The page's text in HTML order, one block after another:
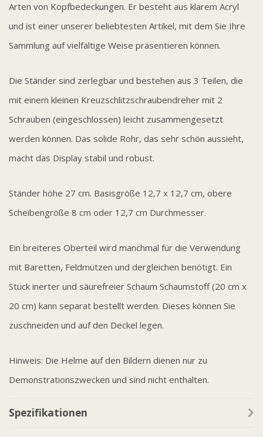
Arten von Kopfbedeckungen. Er besteht aus klarem Acryl
und ist einer unserer beliebtesten Artikel, mit dem Sie Ihre
Sammlung auf vielfältige Weise präsentieren können.
Die Ständer sind zerlegbar und bestehen aus 3 Teilen, die
mit einem kleinen Kreuzschlitzschraubendreher mit 2
Schrauben (eingeschlossen) leicht zusammengesetzt
werden können. Das solide Rohr, das sehr schön aussieht,
macht das Display stabil und robust.
Ständer höhe 27 cm. Basisgröße 12,7 x 12,7 cm, obere
Scheibengröße 8 cm oder 12,7 cm Durchmesser.
Ein breiteres Oberteil wird manchmal für die Verwendung
mit Baretten, Feldmützen und dergleichen benötigt. Ein
Stück inerter und säurefreier Schaum Schaumstoff (20 cm x
20 cm) kann separat bestellt werden. Dieses können Sie
zuschneiden und auf den Deckel legen.
Hinweis: Die Helme auf den Bildern dienen nur zu
Demonstrationszwecken und sind nicht enthalten.
Spezifikationen